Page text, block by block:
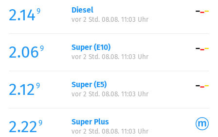
Mittwoch:
00:00-24:00
Donnerstag:
Samstag:
00:00-24:00
Sonntag:
2.149 Diesel
vor 2 Std. 08.08. 11:03 Uhr
2.069 Super (E10)
vor 2 Std. 08.08. 11:03 Uhr
2.12 9 Super (E5)
vor 2 Std. 08.08. 11:03 Uhr
2.22 9 Super Plus
vor 2 Std. 08.08. 11:03 Uhr